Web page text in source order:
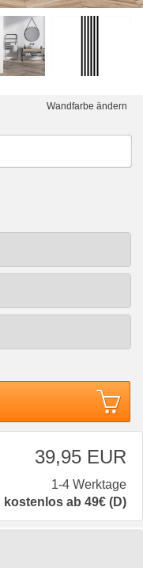
Wandfarbe ändern
39,95 EUR
1-4 Werktage
kostenlos ab 49€ (D)